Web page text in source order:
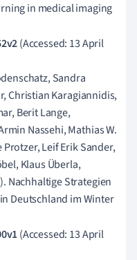
in medical imaging
(Accessed: 13 April
Sandra
Christian Karagiannidis,
Berit Lange,
Nassehi, Mathias W.
Leif Erik Sander,
Klaus Überla,
Nachhaltige Strategien
Deutschland im Winter
(Accessed: 13 April